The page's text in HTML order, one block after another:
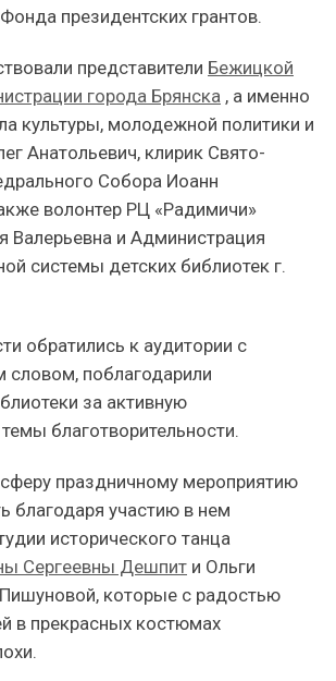
президентских грантов.
представители Бежицкой
города Брянска , а именно
культуры, молодежной политики и
Анатольевич, клирик Свято-
Собора Иоанн
волонтер РЦ «Радимичи»
Валерьевна и Администрация
системы детских библиотек г.
обратились к аудитории с
словом, поблагодарили
за активную
благотворительности.
праздничному мероприятию
благодаря участию в нем
исторического танца
Сергеевны Дешпит и Ольги
которые с радостью
в прекрасных костюмах